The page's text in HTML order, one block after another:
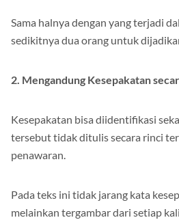
Sama halnya dengan yang terjadi
sedikitnya dua orang untuk
2. Mengandung Kesepakatan
Kesepakatan bisa diidentifikasi
tersebut tidak ditulis secara rinci
penawaran.
Pada teks ini tidak jarang kata
melainkan tergambar dari setiap